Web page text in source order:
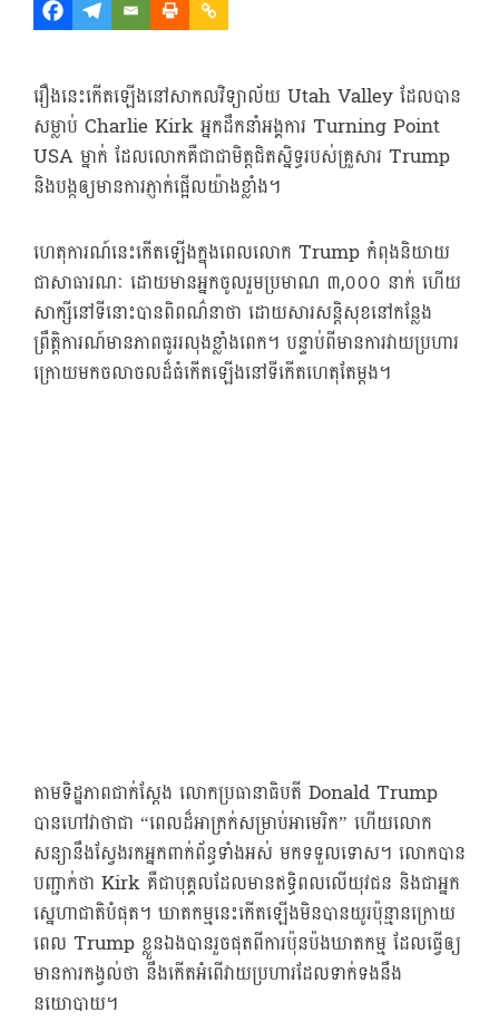
រឿងនេះកើតឡើងនៅសាកលវិទ្យាល័យ Utah Valley ដែលបាន
សម្លាប់ Charlie Kirk អ្នកដឹកនាំអង្គការ Turning Point
USA ម្នាក់ ដែលលោកគឺជាជាមិត្តជិតស្និទ្ធរបស់គ្រួសារ Trump
និងបង្កឲ្យមានការភ្ញាក់ផ្អើលយ៉ាងខ្លាំង។
ហេតុការណ៍នេះកើតឡើងក្នុងពេលលោក Trump កំពុងនិយាយ
ជាសាធារណៈ ដោយមានអ្នកចូលរួមប្រមាណ ៣,០០០ នាក់ ហើយ
សាក្សីនៅទីនោះបានពិពណ៌នាថា ដោយសារសន្តិសុខនៅកន្លែង
ព្រឹត្តិការណ៍មានភាពធូររលុងខ្លាំងពេក។ បន្ទាប់ពីមានការវាយប្រហារ
ក្រោយមកចលាចលដ៏ធំកើតឡើងនៅទីកើតហេតុតែម្ដង។
តាមទិដ្ឋភាពជាក់ស្ដែង លោកប្រធានាធិបតី Donald Trump
បានហៅវា​ថា​ជា “ពេលដ៏អាក្រក់សម្រាប់អាមេរិក” ហើយលោក
សន្យានឹងស្វែងរកអ្នកពាក់ព័ន្ធទាំងអស់ មកទទួលទោស។ លោកបាន
បញ្ជាក់ថា Kirk គឺជាបុគ្គលដែលមានឥទ្ធិពលលើយុវជន និងជាអ្នក
ស្នេហាជាតិបំផុត។ ឃាតកម្មនេះកើតឡើងមិនបានយូរប៉ុន្មានក្រោយ
ពេល Trump ខ្លួនឯងបានរួចផុតពីការប៉ុនប៉ងឃាតកម្ម ដែលធ្វើឲ្យ
មានការកង្វល់ថា នឹងកើតអំពើវាយប្រហារដែលទាក់ទងនឹង
នយោបាយ។